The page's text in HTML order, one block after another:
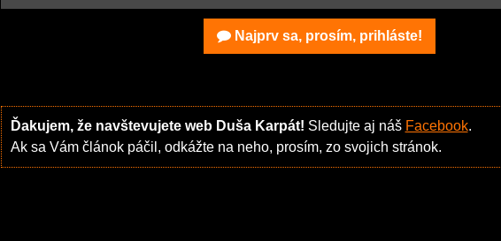
Najprv sa, prosím, prihláste!
Ďakujem, že navštevujete web Duša Karpát! Sledujte aj náš Facebook.
Ak sa Vám článok páčil, odkážte na neho, prosím, zo svojich stránok.